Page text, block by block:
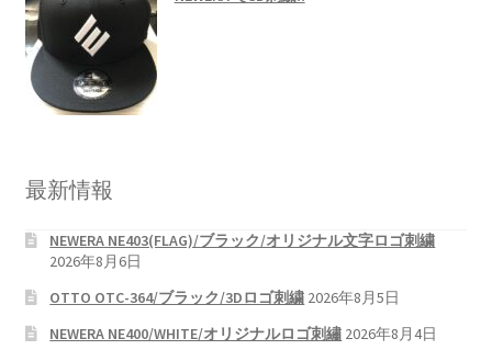
最新情報
NEWERA NE403(FLAG)/ブラック/オリジナル文字ロゴ刺繍
2026年8月6日
OTTO OTC-364/ブラック/3Dロゴ刺繍 2026年8月5日
NEWERA NE400/WHITE/オリジナルロゴ刺繡 2026年8月4日